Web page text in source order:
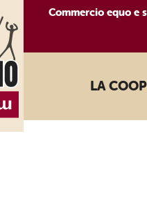
Commercio equo e
LA